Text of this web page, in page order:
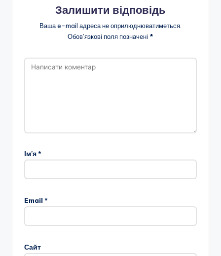
Залишити відповідь
Ваша e-mail адреса не оприлюднюватиметься.
Обов’язкові поля позначені *
Ім'я*
Email *
Сайт